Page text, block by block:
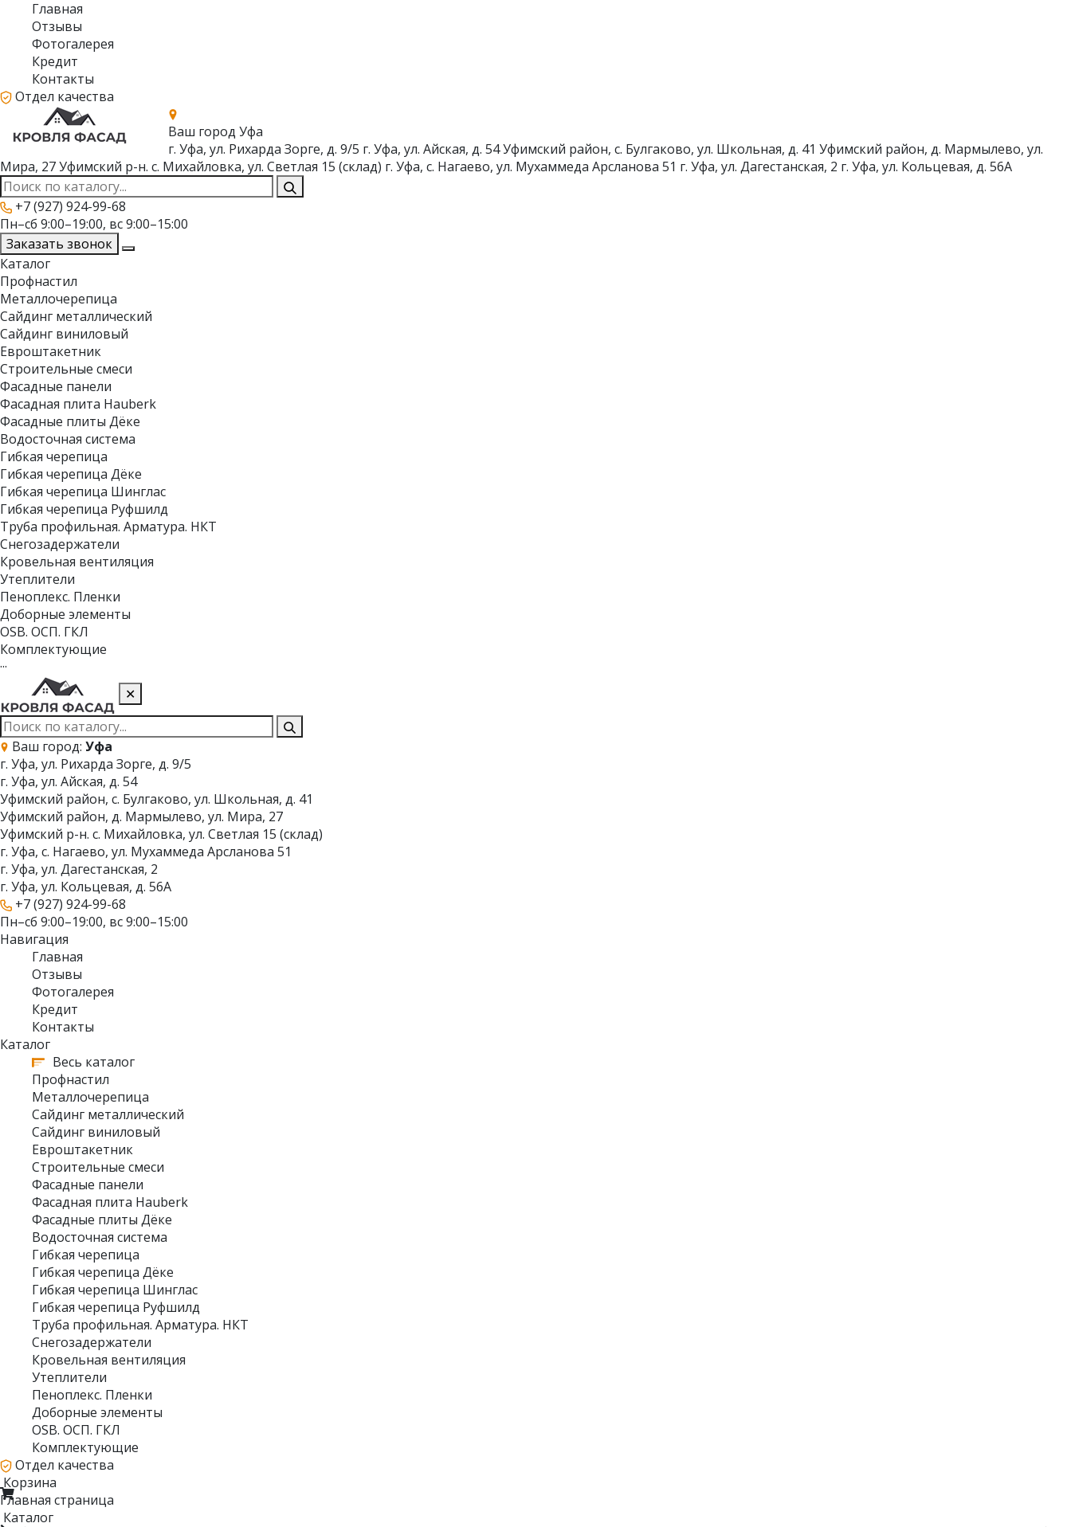
Главная
Отзывы
Фотогалерея
Кредит
Контакты
Отдел качества
Ваш город Уфа
г. Уфа, ул. Рихарда Зорге, д. 9/5 г. Уфа, ул. Айская, д. 54Уфимский район, с. Булгаково, ул. Школьная, д. 41 Уфимский район, д. Мармылево, ул.
Мира, 27Уфимский р-н. с. Михайловка, ул. Светлая 15 (склад) г. Уфа, с. Нагаево, ул. Мухаммеда Арсланова 51 г. Уфа, ул. Дагестанская, 2 г. Уфа, ул. Кольцевая, д. 56А
+7 (927) 924-99-68
Пн–сб 9:00–19:00, вс 9:00–15:00
Заказать звонок
Каталог
Профнастил
Металлочерепица
Сайдинг металлический
Сайдинг виниловый
Евроштакетник
Строительные смеси
Фасадные панели
Фасадная плита Hauberk
Фасадные плиты Дёке
Водосточная система
Гибкая черепица
Гибкая черепица Дёке
Гибкая черепица Шинглас
Гибкая черепица Руфшилд
Труба профильная. Арматура. НКТ
Снегозадержатели
Кровельная вентиляция
Утеплители
Пеноплекс. Пленки
Доборные элементы
OSB. ОСП. ГКЛ
Комплектующие
···
✕
Ваш город: Уфа
г. Уфа, ул. Рихарда Зорге, д. 9/5
г. Уфа, ул. Айская, д. 54
Уфимский район, с. Булгаково, ул. Школьная, д. 41
Уфимский район, д. Мармылево, ул. Мира, 27
Уфимский р-н. с. Михайловка, ул. Светлая 15 (склад)
г. Уфа, с. Нагаево, ул. Мухаммеда Арсланова 51
г. Уфа, ул. Дагестанская, 2
г. Уфа, ул. Кольцевая, д. 56А
+7 (927) 924-99-68
Пн–сб 9:00–19:00, вс 9:00–15:00
Навигация
Главная
Отзывы
Фотогалерея
Кредит
Контакты
Каталог
Весь каталог
Профнастил
Металлочерепица
Сайдинг металлический
Сайдинг виниловый
Евроштакетник
Строительные смеси
Фасадные панели
Фасадная плита Hauberk
Фасадные плиты Дёке
Водосточная система
Гибкая черепица
Гибкая черепица Дёке
Гибкая черепица Шинглас
Гибкая черепица Руфшилд
Труба профильная. Арматура. НКТ
Снегозадержатели
Кровельная вентиляция
Утеплители
Пеноплекс. Пленки
Доборные элементы
OSB. ОСП. ГКЛ
Комплектующие
Отдел качества
Корзина
Главная страница
Каталог